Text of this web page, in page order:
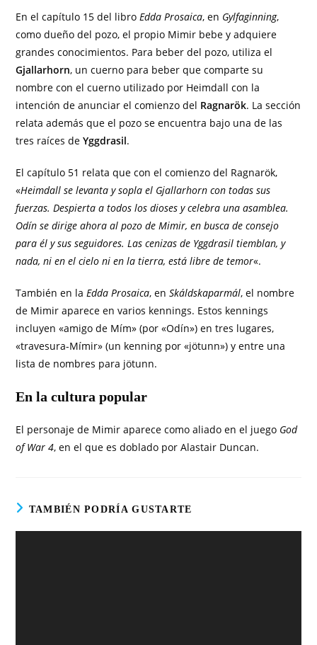
En el capítulo 15 del libroEdda Prosaica, en Gylfaginning,
como dueño del pozo, el propio Mimir bebe y adquiere
grandes conocimientos. Para beber del pozo, utiliza el
Gjallarhorn, un cuerno para beber que comparte su
nombre con el cuerno utilizado por Heimdall con la
intención de anunciar el comienzo del Ragnarök. La sección
relata además que el pozo se encuentra bajo una de las
tres raíces deYggdrasil.
El capítulo 51 relata que con el comienzo del Ragnarök,
«Heimdall se levanta y sopla el Gjallarhorn con todas sus
fuerzas. Despierta a todos los dioses y celebra una asamblea.
Odín se dirige ahora al pozo de Mimir, en busca de consejo
para él y sus seguidores. Las cenizas de Yggdrasil tiemblan, y
nada, ni en el cielo ni en la tierra, está libre de temor«.
También en laEdda Prosaica, enSkáldskaparmál, el nombre
de Mimir aparece en varios kennings. Estos kennings
incluyen «amigo de Mím» (por «Odín») en tres lugares,
«travesura-Mímir» (un kenning por «jötunn») y entre una
lista de nombres para jötunn.
En la cultura popular
El personaje de Mimir aparece como aliado en el juego God
of War 4, en el que es doblado por Alastair Duncan.
TAMBIÉN PODRÍA GUSTARTE